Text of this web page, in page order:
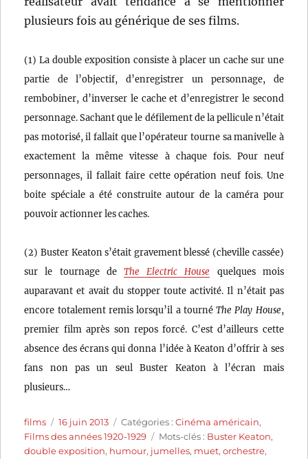
plusieurs fois au générique de ses films.
(1) La double exposition consiste à placer un cache sur une
partie de l’objectif, d’enregistrer un personnage, de
rembobiner, d’inverser le cache et d’enregistrer le second
personnage. Sachant que le défilement de la pellicule n’était
pas motorisé, il fallait que l’opérateur tourne sa manivelle à
exactement la même vitesse à chaque fois. Pour neuf
personnages, il fallait faire cette opération neuf fois. Une
boite spéciale a été construite autour de la caméra pour
pouvoir actionner les caches.
(2) Buster Keaton s’était gravement blessé (cheville cassée)
sur le tournage de The Electric House quelques mois
auparavant et avait du stopper toute activité. Il n’était pas
encore totalement remis lorsqu’il a tournéThe Play House,
premier film après son repos forcé. C’est d’ailleurs cette
absence des écrans qui donna l’idée à Keaton d’offrir à ses
fans non pas un seul Buster Keaton à l’écran mais
plusieurs…
Auteur
films
Publié
le
16 juin 2013 Catégories
Catégories :Cinéma américain,
Films des années 1920-1929
Étiquettes
Mots-clés : Buster Keaton,
double exposition, humour, jumelles, muet,orchestre,